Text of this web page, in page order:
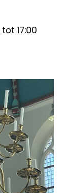
tot 17:00